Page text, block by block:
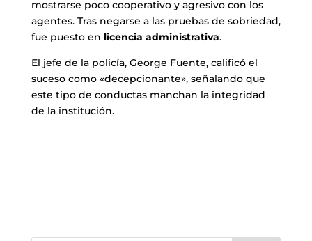
mostrarse poco cooperativo y agresivo con los
agentes. Tras negarse a las pruebas de sobriedad,
fue puesto en licencia administrativa.
El jefe de la policía, George Fuente, calificó el
suceso como «decepcionante», señalando que
este tipo de conductas manchan la integridad
de la institución.